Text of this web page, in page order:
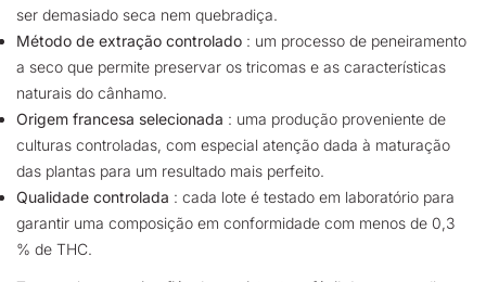
ser demasiado seca nem quebradiça.
Método de extração controlado : um processo de peneiramento
a seco que permite preservar os tricomas e as características
naturais do cânhamo.
Origem francesa selecionada : uma produção proveniente de
culturas controladas, com especial atenção dada à maturação
das plantas para um resultado mais perfeito.
Qualidade controlada : cada lote é testado em laboratório para
garantir uma composição em conformidade com menos de 0,3
% de THC.